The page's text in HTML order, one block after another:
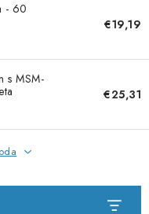
- 60
€19,19
s MSM-
€25,31